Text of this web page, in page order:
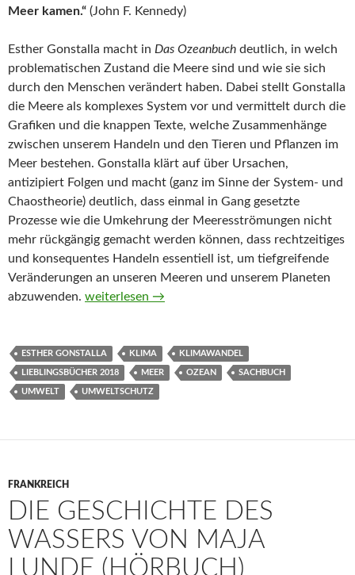
Meer kamen.“ (John F. Kennedy)
Esther Gonstalla macht in Das Ozeanbuch deutlich, in welch
problematischen Zustand die Meere sind und wie sie sich
durch den Menschen verändert haben. Dabei stellt Gonstalla
die Meere als komplexes System vor und vermittelt durch die
Grafiken und die knappen Texte, welche Zusammenhänge
zwischen unserem Handeln und den Tieren und Pflanzen im
Meer bestehen. Gonstalla klärt auf über Ursachen,
antizipiert Folgen und macht (ganz im Sinne der System- und
Chaostheorie) deutlich, dass einmal in Gang gesetzte
Prozesse wie die Umkehrung der Meeresströmungen nicht
mehr rückgängig gemacht werden können, dass rechtzeitiges
und konsequentes Handeln essentiell ist, um tiefgreifende
Veränderungen an unseren Meeren und unserem Planeten
abzuwenden. Das Ozeanbuch von Esther Gonstalla
weiterlesen →
ESTHER GONSTALLA KLIMA KLIMAWANDEL
LIEBLINGSBÜCHER 2018 MEER OZEAN SACHBUCH
UMWELT UMWELTSCHUTZ
FRANKREICH
DIE GESCHICHTE DES
WASSERS VON MAJA
LUNDE (HÖRBUCH)